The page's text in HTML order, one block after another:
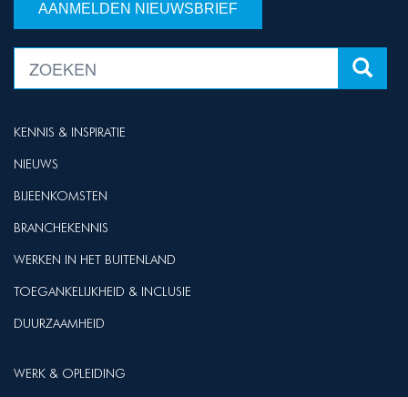
AANMELDEN NIEUWSBRIEF
KENNIS & INSPIRATIE
NIEUWS
BIJEENKOMSTEN
BRANCHEKENNIS
WERKEN IN HET BUITENLAND
TOEGANKELIJKHEID & INCLUSIE
DUURZAAMHEID
WERK & OPLEIDING